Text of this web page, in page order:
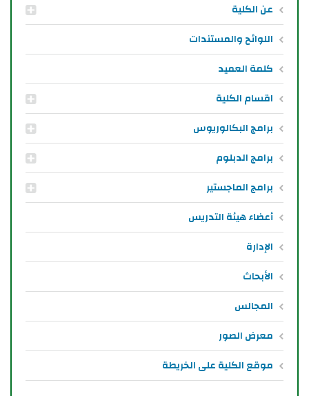
عن الكلية
اللوائح والمستندات
كلمة العميد
اقسام الكلية
برامج البكالوريوس
برامج الدبلوم
برامج الماجستير
أعضاء هيئة التدريس
الإدارة
الأبحاث
المجالس
معرض الصور
موقع الكلية على الخريطة